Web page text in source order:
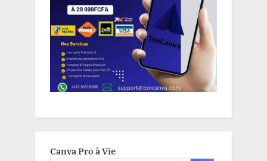
Canva Pro à Vie